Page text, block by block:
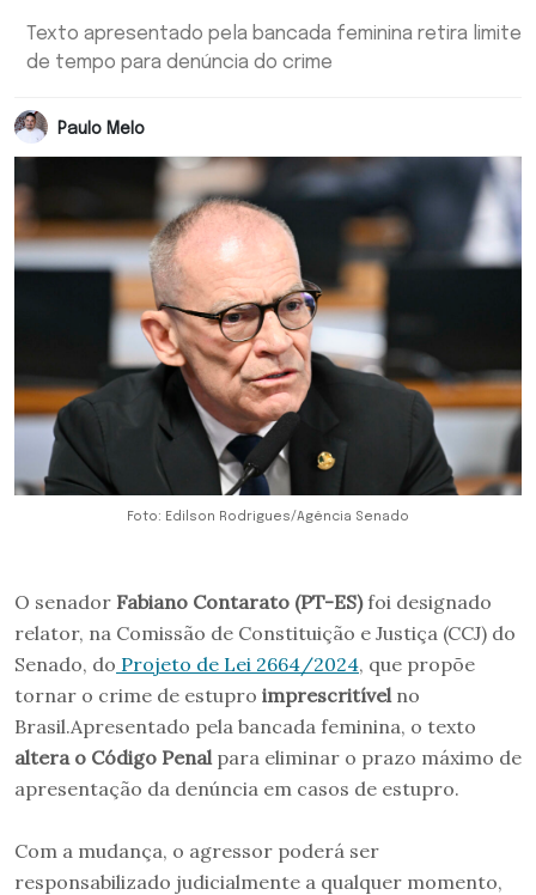
Texto apresentado pela bancada feminina retira limite
de tempo para denúncia do crime
Paulo Melo
Foto: Edilson Rodrigues/Agência Senado
O senador Fabiano Contarato (PT-ES)foi designado
relator, na Comissão de Constituição e Justiça (CCJ) do
Senado, do Projeto de Lei 2664/2024, que propõe
tornar o crime de estupro imprescritível no
Brasil.Apresentado pela bancada feminina, o texto
altera o Código Penal para eliminar o prazo máximo de
apresentação da denúncia em casos de estupro.
Com a mudança, o agressor poderá ser
responsabilizado judicialmente a qualquer momento,